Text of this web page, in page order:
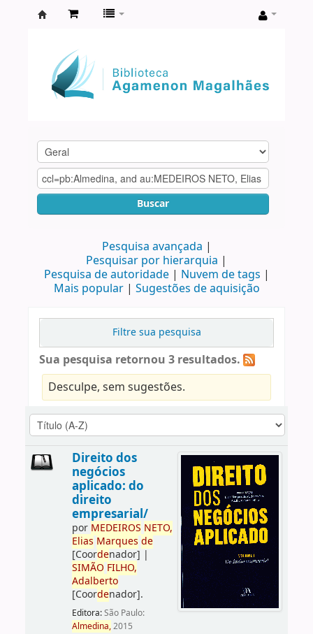
Agamenon
Magalhães
Buscar
Pesquisa avançada
Pesquisar por hierarquia
Pesquisa de autoridade
Nuvem de tags
Mais popular
Sugestões de aquisição
Filtre sua pesquisa
Sua pesquisa retornou 3 resultados.
Desculpe, sem sugestões.
Direito dos
negócios
aplicado: do
direito
empresarial/
por MEDEIROS NETO,
Elias Marques de
[Coordenador] |
SIMÃO FILHO,
Adalberto
[Coordenador].
Editora:São Paulo:
Almedina,2015